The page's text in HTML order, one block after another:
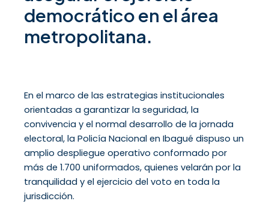
democrático en el área
metropolitana.
En el marco de las estrategias institucionales
orientadas a garantizar la seguridad, la
convivencia y el normal desarrollo de la jornada
electoral, la Policía Nacional en Ibagué dispuso un
amplio despliegue operativo conformado por
más de 1.700 uniformados, quienes velarán por la
tranquilidad y el ejercicio del voto en toda la
jurisdicción.